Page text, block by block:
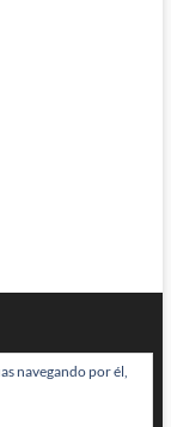
navegando por él,